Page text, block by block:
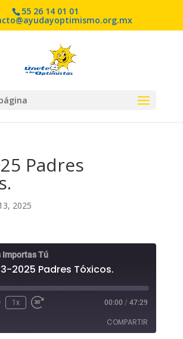
55 26 14 01 01
Padres
2025
Importas Tú
2025 Padres Tóxicos.
1x 00:00 / 47:29
COMPARTIR